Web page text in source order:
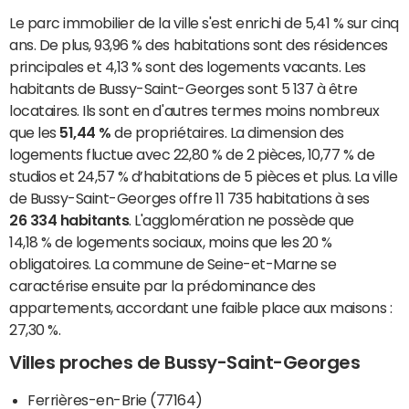
Le parc immobilier de la ville s'est enrichi de 5,41 % sur cinq
ans. De plus, 93,96 % des habitations sont des résidences
principales et 4,13 % sont des logements vacants. Les
habitants de Bussy-Saint-Georges sont 5 137 à être
locataires. Ils sont en d'autres termes moins nombreux
que les 51,44 % de propriétaires. La dimension des
logements fluctue avec 22,80 % de 2 pièces, 10,77 % de
studios et 24,57 % d’habitations de 5 pièces et plus. La ville
de Bussy-Saint-Georges offre 11 735 habitations à ses
26 334 habitants. L'agglomération ne possède que
14,18 % de logements sociaux, moins que les 20 %
obligatoires. La commune de Seine-et-Marne se
caractérise ensuite par la prédominance des
appartements, accordant une faible place aux maisons :
27,30 %.
Villes proches de Bussy-Saint-Georges
Ferrières-en-Brie (77164)